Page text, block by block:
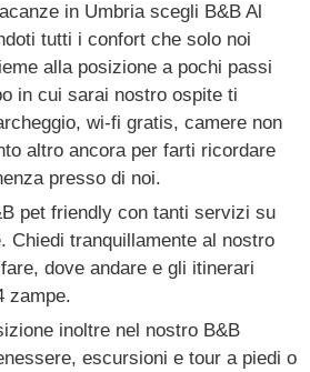
in Umbria scegli B&B Al
tutti i confort che solo noi
alla posizione a pochi passi
in cui sarai nostro ospite ti
wi-fi gratis, camere non
altro ancora per farti ricordare
presso di noi.
pet friendly con tanti servizi su
Chiedi tranquillamente al nostro
dove andare e gli itinerari
zampe.
inoltre nel nostro B&B
escursioni e tour a piedi o